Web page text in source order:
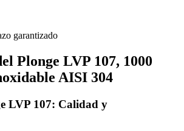
garantizado
Plonge LVP 107, 1000
AISI 304
LVP 107: Calidad y